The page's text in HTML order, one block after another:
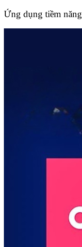
Ứng dụng tiềm năng